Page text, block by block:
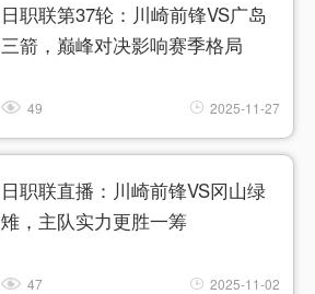
日职联第37轮：川崎前锋VS广岛
三箭，巅峰对决影响赛季格局
49 2025-11-27
日职联直播：川崎前锋VS冈山绿
雉，主队实力更胜一筹
47 2025-11-02